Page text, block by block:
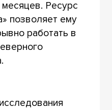
Ресурс
позволяет ему
работать в